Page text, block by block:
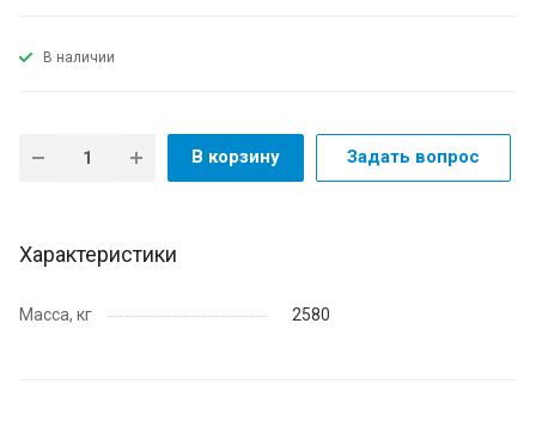
В наличии
В корзину Задать вопрос
Характеристики
Масса, кг 2580